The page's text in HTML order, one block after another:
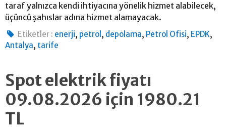
taraf yalnızca kendi ihtiyacına yönelik hizmet alabilecek,
üçüncü şahıslar adına hizmet alamayacak.
Etiketler : enerji, petrol , depolama, Petrol Ofisi, EPDK,
Antalya, tarife
Spot elektrik fiyatı
09.08.2026 için 1980.21
TL